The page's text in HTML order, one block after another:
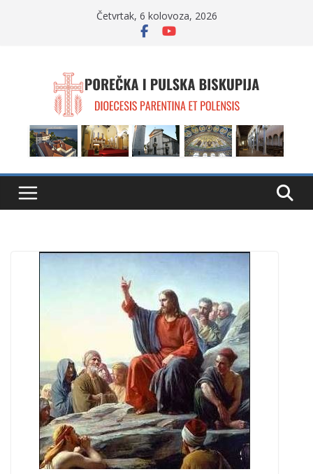
Četvrtak, 6 kolovoza, 2026